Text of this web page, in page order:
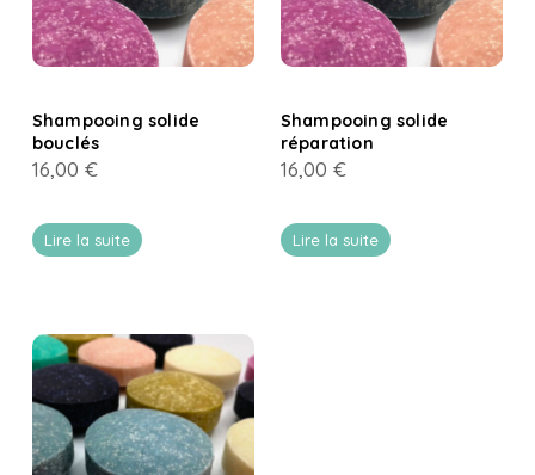
Shampooing solide
bouclés
16,00 €
Lire la suite
Shampooing solide
réparation
16,00 €
Lire la suite